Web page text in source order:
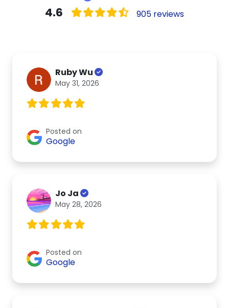
4.6 905 reviews
Ruby Wu
May 31, 2026
Posted on
Google
Jo Ja
May 28, 2026
Posted on
Google